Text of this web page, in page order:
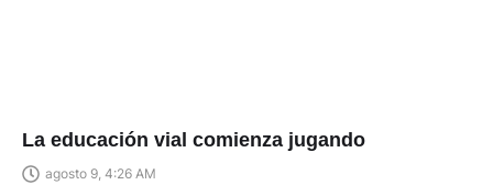
La educación vial comienza jugando
agosto 9, 4:26 AM